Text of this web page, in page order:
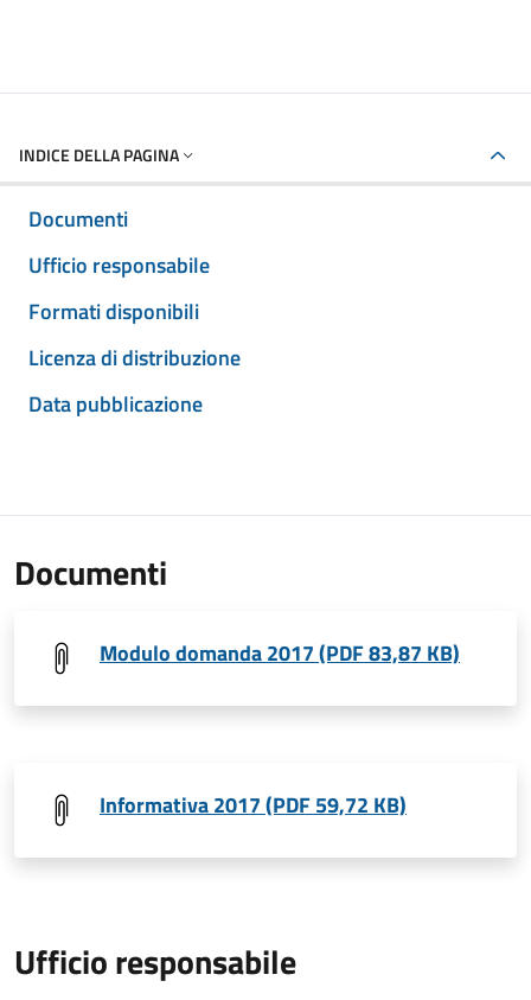
INDICE DELLA PAGINA
Documenti
Ufficio responsabile
Formati disponibili
Licenza di distribuzione
Data pubblicazione
Documenti
Modulo domanda 2017 (PDF 83,87 KB)
Informativa 2017 (PDF 59,72 KB)
Ufficio responsabile